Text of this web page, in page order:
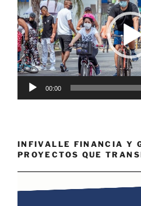
vídeo
00:00
INFIVALLE FINANCIA Y
PROYECTOS QUE
de